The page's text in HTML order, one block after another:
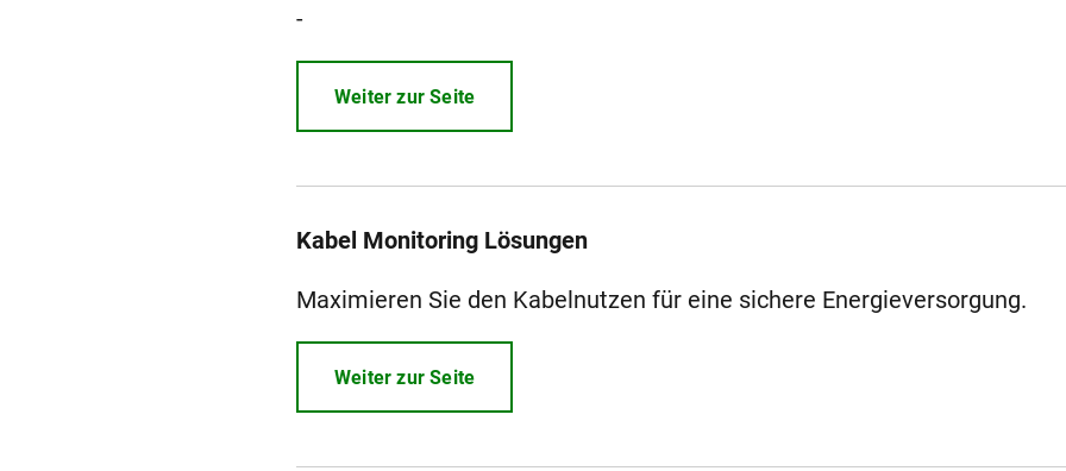
-
Weiter zur Seite
Kabel Monitoring Lösungen
Maximieren Sie den Kabelnutzen für eine sichere Energieversorgung.
Weiter zur Seite